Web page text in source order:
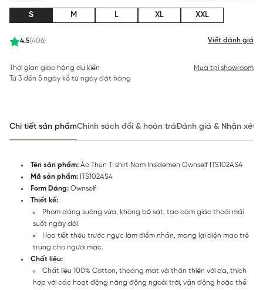
4.5(406) Viết đánh giá
S M L XL XXL
Thời gian giao hàng dự kiến
Từ 3 đến 5 ngày kể từ ngày đặt hàng
Mua tại showroom
Chi tiết sản phẩmChính sách đổi & hoàn trảĐánh giá & Nhận xét
Tên sản phẩm: Áo Thun T-shirt Nam Insidemen Ownself ITS102AS4
Mã sản phẩm: ITS102AS4
Form Dáng: Ownself
Thiết kế:
Phom dáng suông vừa, không bó sát, tạo cảm giác thoải mái
suốt ngày dài.
Họa tiết thêu trước ngực làm điểm nhấn, mang lại diện mạo trẻ
trung cho người mặc.
Chất liệu:
Chất liệu 100% Cotton, thoáng mát và thân thiện với da, thích
hợp với các hoạt động năng động ngoài trời, vận động hoặc thể